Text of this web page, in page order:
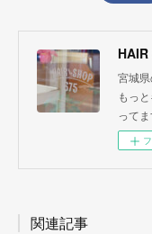
宮城
もっ
ってま
関連記事